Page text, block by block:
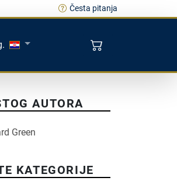
Česta pitanja
AUTORA
Green
KATEGORIJE